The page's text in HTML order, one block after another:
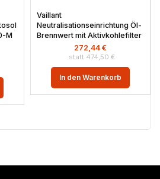
M
Vaillant
Neutralisationseinrichtung Öl-
Brennwert mit Aktivkohlefilter
474,50 €
272,44 €
In den Warenkorb